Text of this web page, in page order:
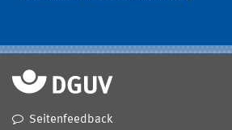
Seitenfeedback